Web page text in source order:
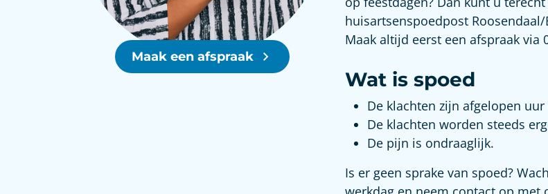
Maak een afspraak
huisartsenspoedpost
Maak altijd eerst een afspraak via
Wat is spoed
De klachten zijn afgelopen
De klachten worden steeds
De pijn is ondraaglijk.
Is er geen sprake van spoed?